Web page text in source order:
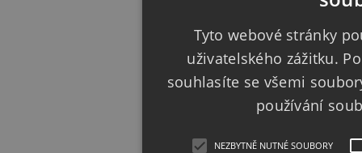
Tyto webové stránky
uživatelského zážitku.
souhlasíte se všemi
používání
NEZBYTNĚ NUTNÉ SOUBORY